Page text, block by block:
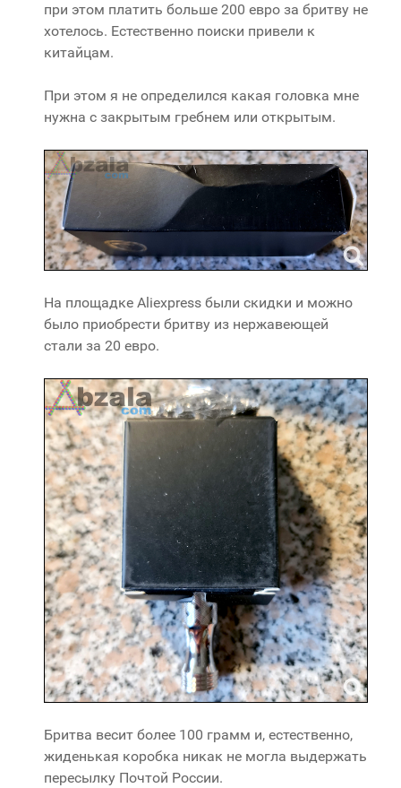
при этом платить больше 200 евро за бритву не
хотелось. Естественно поиски привели к
китайцам.
При этом я не определился какая головка мне
нужна с закрытым гребнем или открытым.
На площадке Aliexpress были скидки и можно
было приобрести бритву из нержавеющей
стали за 20 евро.
Бритва весит более 100 грамм и, естественно,
жиденькая коробка никак не могла выдержать
пересылку Почтой России.